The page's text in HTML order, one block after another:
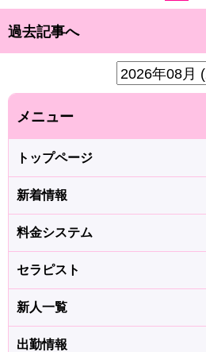
過去記事へ
メニュー
トップページ
新着情報
料金システム
セラピスト
新人一覧
出勤情報